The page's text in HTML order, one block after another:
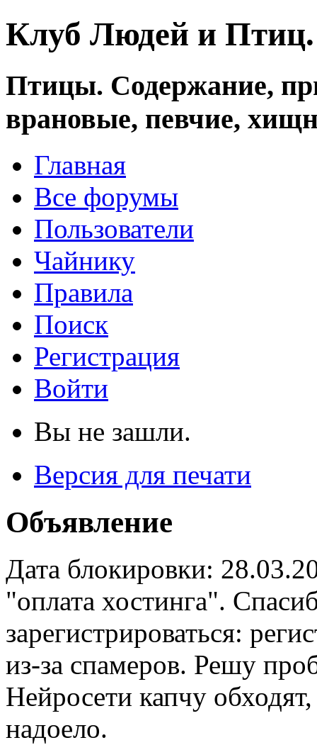
Клуб Людей и
Птицы. Содержание,
врановые, певчие,
Главная
Все форумы
Пользователи
Чайнику
Правила
Поиск
Регистрация
Войти
Вы не зашли.
Версия для печати
Объявление
Дата блокировки:
"оплата хостинга".
зарегистрироваться:
из-за спамеров. Решу
Нейросети капчу
надоело.